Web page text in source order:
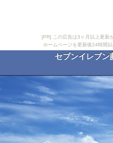
[PR] この広告は3ヶ月以上更新
ホームページを更新後24時間
セブンイレブン